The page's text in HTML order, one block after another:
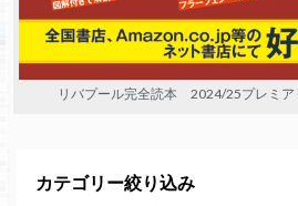
リバプール完全読本 2024/25プレミア
カテゴリー絞り込み